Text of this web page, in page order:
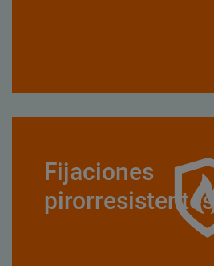
Fijaciones
pirorresistentes